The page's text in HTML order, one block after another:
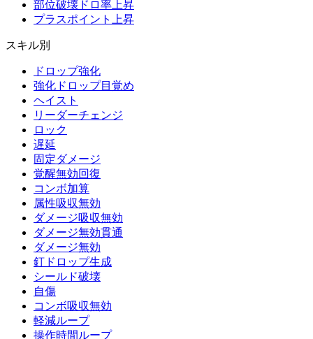
部位破壊ドロ率上昇
プラスポイント上昇
スキル別
ドロップ強化
強化ドロップ目覚め
ヘイスト
リーダーチェンジ
ロック
遅延
固定ダメージ
覚醒無効回復
コンボ加算
属性吸収無効
ダメージ吸収無効
ダメージ無効貫通
ダメージ無効
釘ドロップ生成
シールド破壊
自傷
コンボ吸収無効
軽減ループ
操作時間ループ